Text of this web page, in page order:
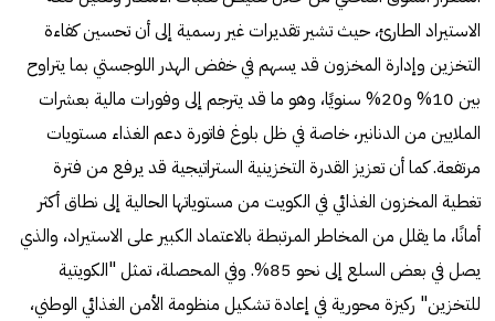
الاستيراد الطارئ، حيث تشير تقديرات غير رسمية إلى أن تحسين كفاءة
التخزين وإدارة المخزون قد يسهم في خفض الهدر اللوجستي بما يتراوح
بين 10% و20% سنويًا، وهو ما قد يترجم إلى وفورات مالية بعشرات
الملايين من الدنانير، خاصة في ظل بلوغ فاتورة دعم الغذاء مستويات
مرتفعة. كما أن تعزيز القدرة التخزينية الستراتيجية قد يرفع من فترة
تغطية المخزون الغذائي في الكويت من مستوياتها الحالية إلى نطاق أكثر
أمانًا، ما يقلل من المخاطر المرتبطة بالاعتماد الكبير على الاستيراد، والذي
يصل في بعض السلع إلى نحو 85%. وفي المحصلة، تمثل "الكويتية
للتخزين" ركيزة محورية في إعادة تشكيل منظومة الأمن الغذائي الوطني،